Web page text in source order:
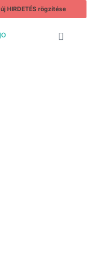
új HIRDETÉS rögzítése